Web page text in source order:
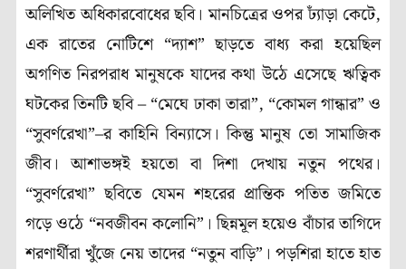
অলিখিত অধিকারবোধের ছবি। মানচিত্রের ওপর ঢ্যাঁড়া কেটে,
এক রাতের নোটিশে “দ্যাশ” ছাড়তে বাধ্য করা হয়েছিল
অগণিত নিরপরাধ মানুষকে যাদের কথা উঠে এসেছে ঋত্বিক
ঘটকের তিনটি ছবি – “মেঘে ঢাকা তারা”, “কোমল গান্ধার” ও
“সুবর্ণরেখা”–র কাহিনি বিন্যাসে। কিন্তু মানুষ তো সামাজিক
জীব। আশাভঙ্গই হয়তো বা দিশা দেখায় নতুন পথের।
“সুবর্ণরেখা” ছবিতে যেমন শহরের প্রান্তিক পতিত জমিতে
গড়ে ওঠে “নবজীবন কলোনি”। ছিন্নমূল হয়েও বাঁচার তাগিদে
শরণার্থীরা খুঁজে নেয় তাদের “নতুন বাড়ি”। পড়শিরা হাতে হাত